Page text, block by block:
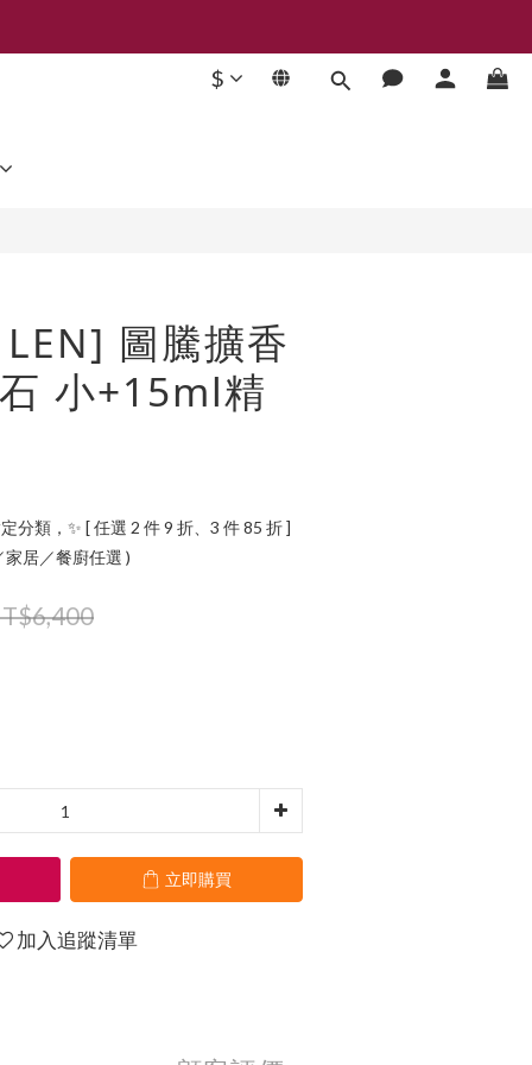
$
圖騰擴香
小+15ml精
分類，✨ [ 任選 2 件 9 折、3 件 85 折 ]
居／餐廚任選 )
立即購買
加入追蹤清單
立即購買